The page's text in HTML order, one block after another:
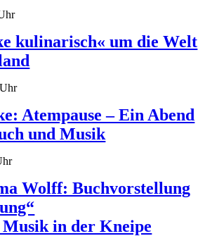
kulinarisch« um die Welt
Atempause – Ein Abend
und Musik
Wolff: Buchvorstellung
in der Kneipe